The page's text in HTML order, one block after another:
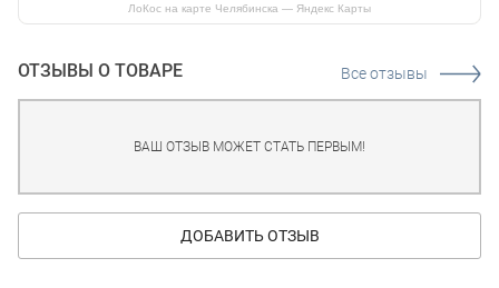
ЛоКос на карте Челябинска — Яндекс Карты
ОТЗЫВЫ О ТОВАРЕ Все отзывы
ВАШ ОТЗЫВ МОЖЕТ СТАТЬ ПЕРВЫМ!
ДОБАВИТЬ ОТЗЫВ